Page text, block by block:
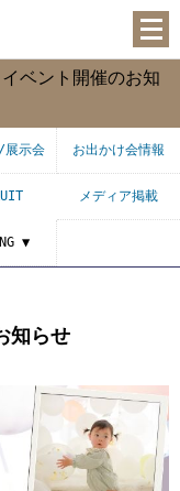
ベント開催のお知
展示会 お出かけ会情報
メディア掲載
▼
知らせ